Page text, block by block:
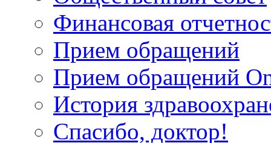
Финансовая
Прием обращений
Прием обращений
История
Спасибо, доктор!